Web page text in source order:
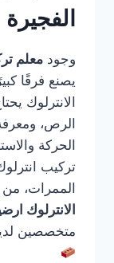
الفجيرة
وجود معلم
يصنع فرقًا
الانترلوك
الرص،
الحركة
تركيب
الممرات،
الانترلوك
متخصصين